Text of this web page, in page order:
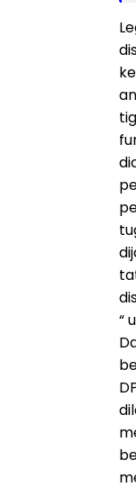
“